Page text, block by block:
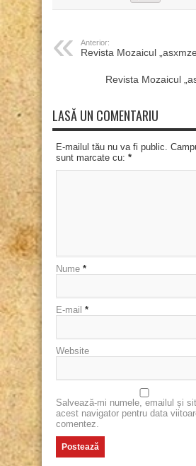
Anterior:
Revista Mozaicul
Revista Mozaicul
LASĂ UN COMENTARIU
E-mailul tău nu va fi public.
sunt marcate cu: *
Nume *
E-mail *
Website
Salvează-mi numele, emailul și
acest navigator pentru data
comentez.